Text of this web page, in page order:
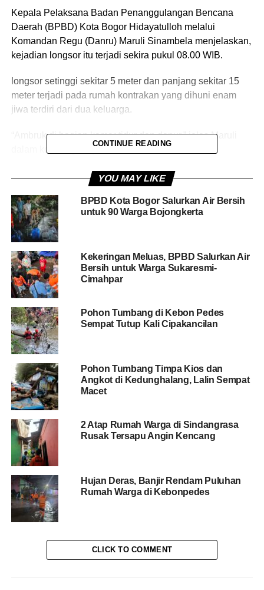
Kepala Pelaksana Badan Penanggulangan Bencana
Daerah (BPBD) Kota Bogor Hidayatulloh melalui
Komandan Regu (Danru) Maruli Sinambela menjelaskan,
kejadian longsor itu terjadi sekira pukul 08.00 WIB.
longsor setinggi sekitar 5 meter dan panjang sekitar 15
meter terjadi pada rumah kontrakan yang dihuni enam
jiwa terdiri dari dua keluarga.
“Ambruk di bagian kamar tidur dan dapur,” jelas Maruli
dalam keterangannya.
Ia mengatakan, kejadian longsor disebabkan hujan deras
yang mengguyur wilayah tersebut.
Sedangkan ambruknya kamar tidur dan dapur
disebabkan kondisi bangunan sudah rapuh.
“Penyebab kejadian hujan dengan intensitas tinggi dan
kondisi bangunan yang sudah rapuh,” katanya.
Pihaknya sudah melakukan asesmen di lokasi kejadian.
Koordinasi juga dilakukan dengan pihak kelurahan dan
pengurus wilayah setempat.
“Assessment
dilakukan oleh personel TRC-PB BPBD Kota Bogor di
lokasi kejadian,” jelasnya.
Adapun kebutuhan mendesak lainnya pembangunan
tembok penahan tanah (TPT) agar tidak terjadi longsor
susulan.
Tidak ada korban luka dan jiwa serta mengungsi dalam
kerugian akibat kejadian itu.
(ckl/hrs)
RELATED TOPICS:
BPBD KOTA BOGOR
LONGSOR DI BONDONGAN
CONTINUE READING
YOU MAY LIKE
BPBD Kota Bogor Salurkan Air Bersih
untuk 90 Warga Bojongkerta
Kekeringan Meluas, BPBD Salurkan Air
Bersih untuk Warga Sukaresmi-
Cimahpar
Pohon Tumbang di Kebon Pedes
Sempat Tutup Kali Cipakancilan
Pohon Tumbang Timpa Kios dan
Angkot di Kedunghalang, Lalin Sempat
Macet
2 Atap Rumah Warga di Sindangrasa
Rusak Tersapu Angin Kencang
Hujan Deras, Banjir Rendam Puluhan
Rumah Warga di Kebonpedes
CLICK TO COMMENT